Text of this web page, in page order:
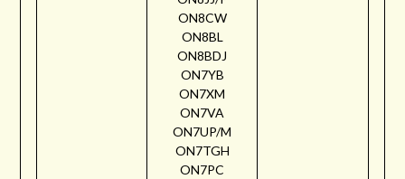
ON8CW
ON8BL
ON8BDJ
ON7YB
ON7XM
ON7VA
ON7UP/M
ON7TGH
ON7PC